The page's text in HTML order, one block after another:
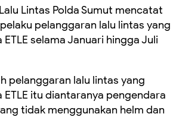
Lintas Polda Sumut mencatat
pelanggaran lalu lintas yang
selama Januari hingga Juli
pelanggaran lalu lintas yang
itu diantaranya pengendara
tidak menggunakan helm dan